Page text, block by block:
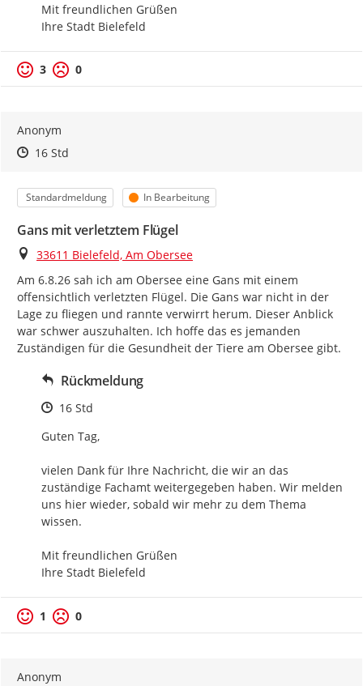
Mit freundlichen Grüßen
Ihre Stadt Bielefeld
3 0
Anonym
Zeitpunkt des Erstellens
Zeitpunkt des Erstellens
16 StdZur Äußerung
Kategorie
Standardmeldung Status
In Bearbeitung
Gans mit verletztem Flügel
Ort
33611 Bielefeld, Am Obersee
Am 6.8.26 sah ich am Obersee eine Gans mit einem
offensichtlich verletzten Flügel. Die Gans war nicht in der
Lage zu fliegen und rannte verwirrt herum. Dieser Anblick
war schwer auszuhalten. Ich hoffe das es jemanden
Zuständigen für die Gesundheit der Tiere am Obersee gibt.
Rückmeldung
Zeitpunkt des Erstellens
16 Std
Guten Tag,
vielen Dank für Ihre Nachricht, die wir an das
zuständige Fachamt weitergegeben haben. Wir melden
uns hier wieder, sobald wir mehr zu dem Thema
wissen.
Mit freundlichen Grüßen
Ihre Stadt Bielefeld
1 0
Anonym